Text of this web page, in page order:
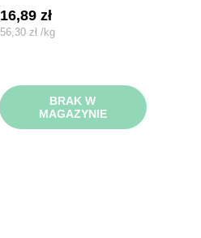
16,89zł
56,30zł /kg
BRAK W
MAGAZYNIE